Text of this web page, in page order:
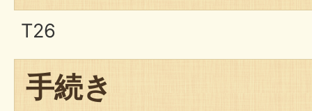
T26
手続き